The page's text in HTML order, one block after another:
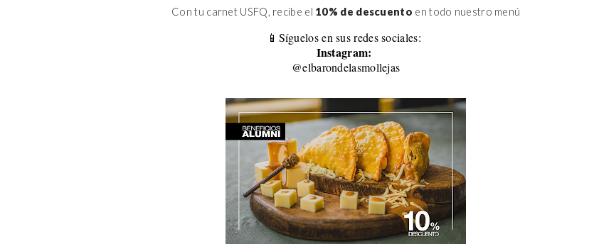
Con tu carnet USFQ, recibe el 10% de descuento en todo nuestro menú
📱Síguelos en sus redes sociales:
Instagram:
@elbarondelasmollejas